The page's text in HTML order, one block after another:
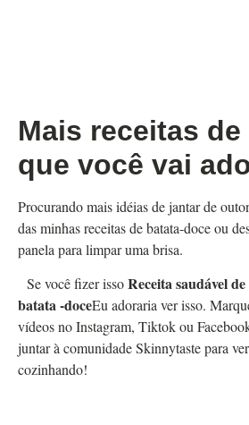
Mais receitas
que você vai
Procurando mais idéias de jantar de
das minhas receitas de batata-doce ou
panela para limpar uma brisa.
Se você fizer issoReceita saudável
batata -doceEu adoraria ver isso.
vídeos no Instagram, Tiktok ou
juntar à comunidade Skinnytaste para
cozinhando!